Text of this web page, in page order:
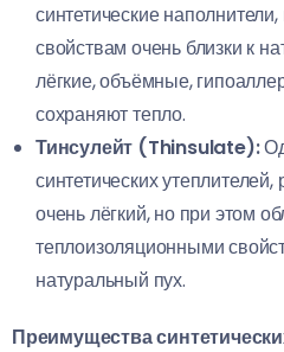
синтетические
свойствам очень близки к
лёгкие, объёмные,
сохраняют тепло.
Тинсулейт (Thinsulate):
синтетических
очень лёгкий, но при этом
теплоизоляционными
натуральный пух.
Преимущества